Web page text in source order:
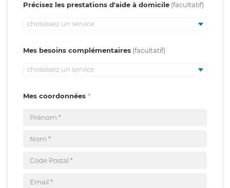
Précisez les prestations d'aide à domicile
choisissez un service
Mes besoins complémentaires
choisissez un service
Mes coordonnées